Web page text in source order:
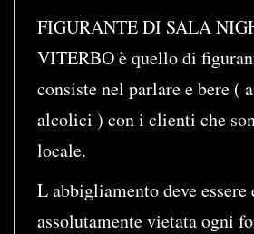
FIGURANTE DI SALA
VITERBO è quello di
consiste nel parlare e bere (
alcolici ) con i clienti che
locale.
L abbigliamento deve essere
assolutamente vietata ogni